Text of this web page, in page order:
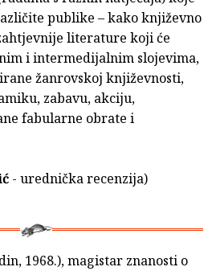
publike – kako književno
literature koji će
i intermedijalnim slojevima,
žanrovskoj književnosti,
zabavu, akciju,
fabularne obrate i
- urednička recenzija)
1968.), magistar znanosti o